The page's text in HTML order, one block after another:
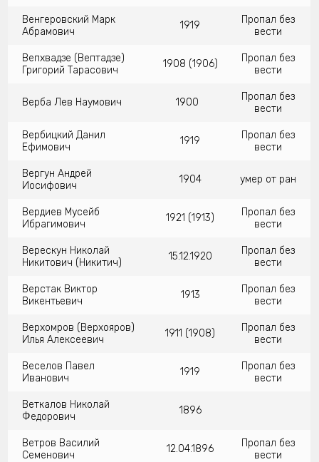
Венгеровский Марк
Абрамович
1919
Пропал без
вести
Вепхвадзе (Вептадзе)
Григорий Тарасович
1908 (1906)
Пропал без
вести
Верба Лев Наумович 1900
Пропал без
вести
Вербицкий Данил
Ефимович
1919
Пропал без
вести
Вергун Андрей
Иосифович
1904 умер от ран
Вердиев Мусейб
Ибрагимович
1921 (1913)
Пропал без
вести
Верескун Николай
Никитович (Никитич)
15.12.1920
Пропал без
вести
Верстак Виктор
Викентьевич
1913
Пропал без
вести
Верхомров (Верхояров)
Илья Алексеевич
1911 (1908)
Пропал без
вести
Веселов Павел
Иванович
1919
Пропал без
вести
Веткалов Николай
Федорович
1896
Ветров Василий
Семенович
12.04.1896
Пропал без
вести